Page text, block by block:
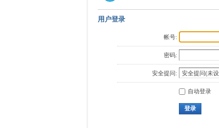
用户登录
帐号:
密码:
安全提问:
自动登录
登录